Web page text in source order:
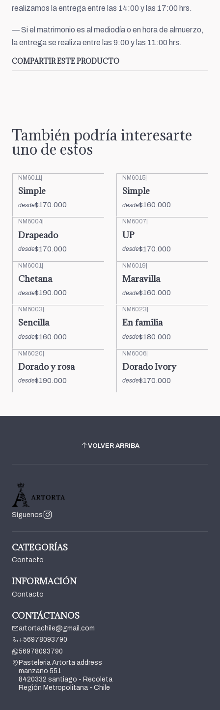
realizamos la entrega entre las 14:00 y las 17:00 hrs.
— Si el matrimonio es al mediodía o en hora de almuerzo,
la entrega se realiza entre las 9:00 y las 11:00 hrs.
COMPARTIR ESTE PRODUCTO
También podría interesarte
uno de estos
NM6011
Simple
desde$170.000
NM6015
Simple
desde$160.000
NM6004
Drapeado
desde$170.000
NM6007
UP
desde$170.000
NM6001 |
Chetana
desde$190.000
NM6019|
Maravilla
desde$160.000
NM6003
Sencilla
desde$160.000
NM6023
En familia
desde$180.000
NM6020|
Dorado y rosa
desde$190.000
NM6006|
Dorado Ivory
desde$170.000
VOLVER ARRIBA
Síguenos
CATEGORÍAS
Contacto
INFORMACIÓN
Contacto
CONTÁCTANOS
artortachile@gmail.com
+56978093790
56978093790
Pasteleria Artorta address
manzano 551
8420332 santiago - Recoleta
Región Metropolitana - Chile